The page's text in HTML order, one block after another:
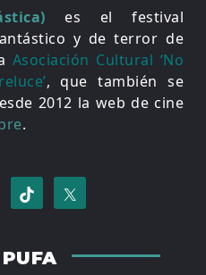
es el festival
y de terror de
Asociación Cultural ‘No
, que también se
2012 la web de cine
.